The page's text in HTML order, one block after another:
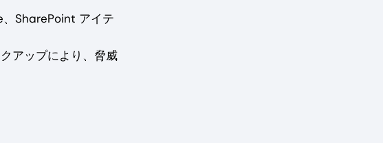
SharePoint アイテ
アップにより、脅威